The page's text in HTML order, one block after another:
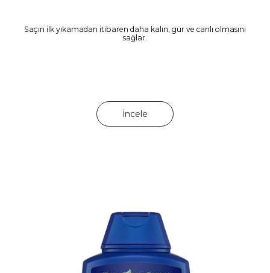
Saçın ilk yıkamadan itibaren daha kalın, gür ve canlı olmasını
sağlar.
İncele